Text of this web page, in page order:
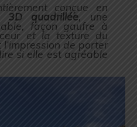
conçue en
3D quadrillée, une
façon gaufre à
et la texture du
de porter
si elle est agréable